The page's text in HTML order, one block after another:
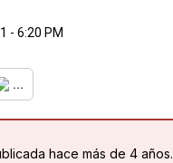
- 6:20 PM
...
hace más de 4 años.